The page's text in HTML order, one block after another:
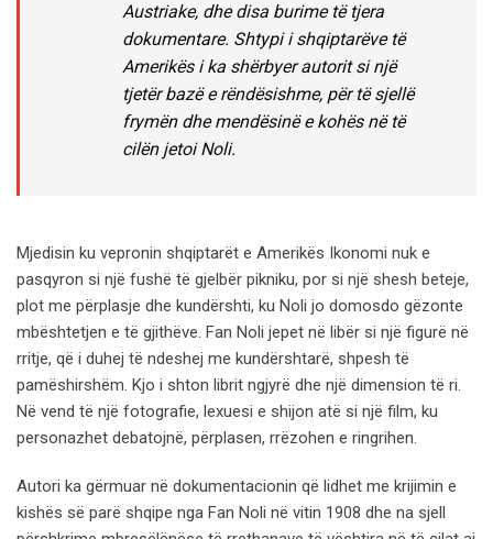
Austriake, dhe disa burime të tjera
dokumentare. Shtypi i shqiptarëve të
Amerikës i ka shërbyer autorit si një
tjetër bazë e rëndësishme, për të sjellë
frymën dhe mendësinë e kohës në të
cilën jetoi Noli.
Mjedisin ku vepronin shqiptarët e Amerikës Ikonomi nuk e
pasqyron si një fushë të gjelbër pikniku, por si një shesh beteje,
plot me përplasje dhe kundërshti, ku Noli jo domosdo gëzonte
mbështetjen e të gjithëve. Fan Noli jepet në libër si një figurë në
rritje, që i duhej të ndeshej me kundërshtarë, shpesh të
pamëshirshëm. Kjo i shton librit ngjyrë dhe një dimension të ri.
Në vend të një fotografie, lexuesi e shijon atë si një film, ku
personazhet debatojnë, përplasen, rrëzohen e ringrihen.
Autori ka gërmuar në dokumentacionin që lidhet me krijimin e
kishës së parë shqipe nga Fan Noli në vitin 1908 dhe na sjell